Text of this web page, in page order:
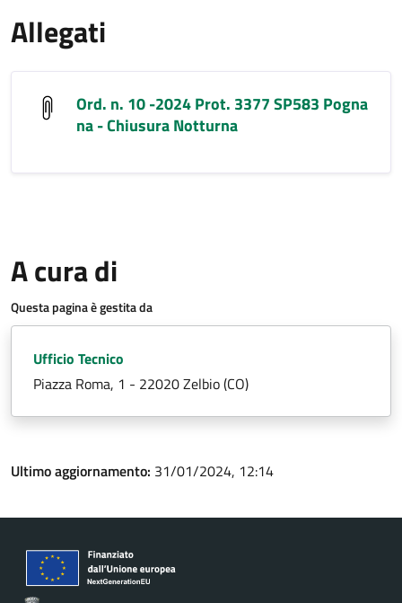
Allegati
Ord. n. 10 -2024 Prot. 3377 SP583 Pogna
na - Chiusura Notturna
A cura di
Questa pagina è gestita da
Ufficio Tecnico
Piazza Roma, 1 - 22020 Zelbio (CO)
Ultimo aggiornamento: 31/01/2024, 12:14